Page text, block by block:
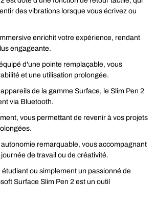
des vibrations lorsque vous écrivez ou
enrichit votre expérience, rendant
engageante.
d'une pointe remplaçable, vous
et une utilisation prolongée.
de la gamme Surface, le Slim Pen 2
via Bluetooth.
vous permettant de revenir à vos projets
remarquable, vous accompagnant
de travail ou de créativité.
ou simplement un passionné de
Surface Slim Pen 2 est un outil